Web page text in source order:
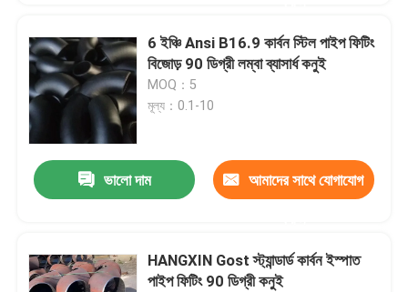
6 ইঞ্চি Ansi B16.9 কার্বন স্টিল পাইপ ফিটিং
বিজোড় 90 ডিগ্রী লম্বা ব্যাসার্ধ কনুই
MOQ：5
মূল্য：0.1-10
ভালো দাম আমাদের সাথে যোগাযোগ
HANGXIN Gost স্ট্যান্ডার্ড কার্বন ইস্পাত
পাইপ ফিটিং 90 ডিগ্রী কনুই